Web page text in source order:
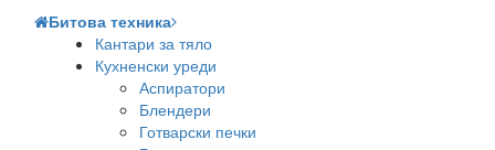
Битова техника
Кантари за тяло
Кухненски уреди
Аспиратори
Блендери
Готварски печки